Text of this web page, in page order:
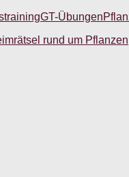
GT-Übungen
rund um Pflanzen